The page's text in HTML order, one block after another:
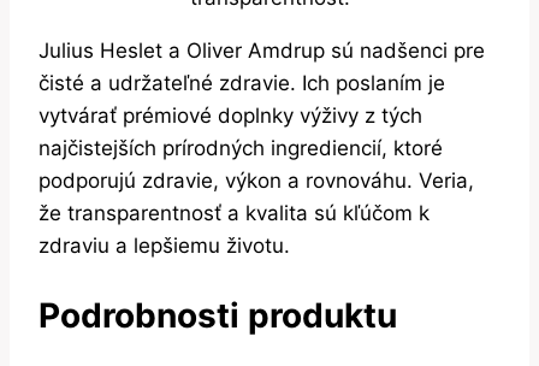
Julius Heslet a Oliver Amdrup sú nadšenci pre
čisté a udržateľné zdravie. Ich poslaním je
vytvárať prémiové doplnky výživy z tých
najčistejších prírodných ingrediencií, ktoré
podporujú zdravie, výkon a rovnováhu. Veria,
že transparentnosť a kvalita sú kľúčom k
zdraviu a lepšiemu životu.
Podrobnosti produktu